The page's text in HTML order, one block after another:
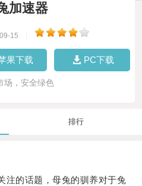
加速器
15
果下载 PC下载
场，安全绿色
排行
的话题，母兔的驯养对于兔